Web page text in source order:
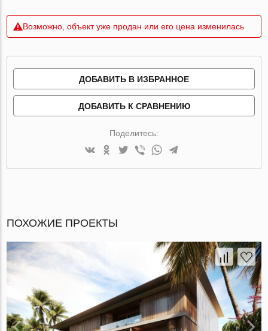
Возможно, объект уже продан или его цена изменилась
ДОБАВИТЬ В ИЗБРАННОЕ
ДОБАВИТЬ К СРАВНЕНИЮ
Поделитесь:
ПОХОЖИЕ ПРОЕКТЫ